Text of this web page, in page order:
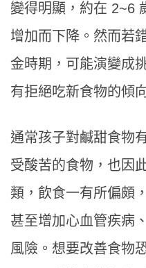
變得明顯，約在 2~6
增加而下降。然而若
金時期，可能演變成
有拒絕吃新食物的傾
通常孩子對鹹甜食物
受酸苦的食物，也因
類，飲食一有所偏頗
甚至增加心血管疾病
風險。想要改善食物